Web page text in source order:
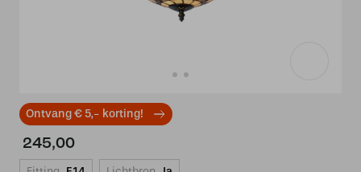
Ontvang € 5,- korting!
245,00